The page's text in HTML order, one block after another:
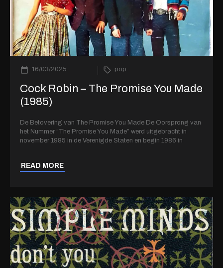
16/03/2025 pop
Cock Robin – The Promise You Made
(1985)
De Betovering van The Promise You Made De Oorsprong van
het Nummer “The Promise You Made” werd uitgebracht in
november 1985 in de Verenigde Staten en begin 1986 in
READ MORE